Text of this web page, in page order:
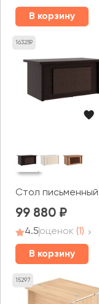
В корзину
163259
Стол
99 880
4.5оценок (1)
В корзину
15297